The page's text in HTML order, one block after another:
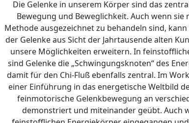
Die Gelenke in unserem Körper sind das
Bewegung und Beweglichkeit. Auch wenn sie
Methode ausgezeichnet zu behandeln sind,
der Gelenke aus Sicht der Jahrtausende alten
unsere Möglichkeiten erweitern. In
sind Gelenke die „Schwingungsknoten“ des
damit für den Chi-Fluß ebenfalls zentral. Im
einer Einführung in das energetische Weltbild
feinmotorische Gelenkbewegung an
demonstriert und miteinander geübt. Auch